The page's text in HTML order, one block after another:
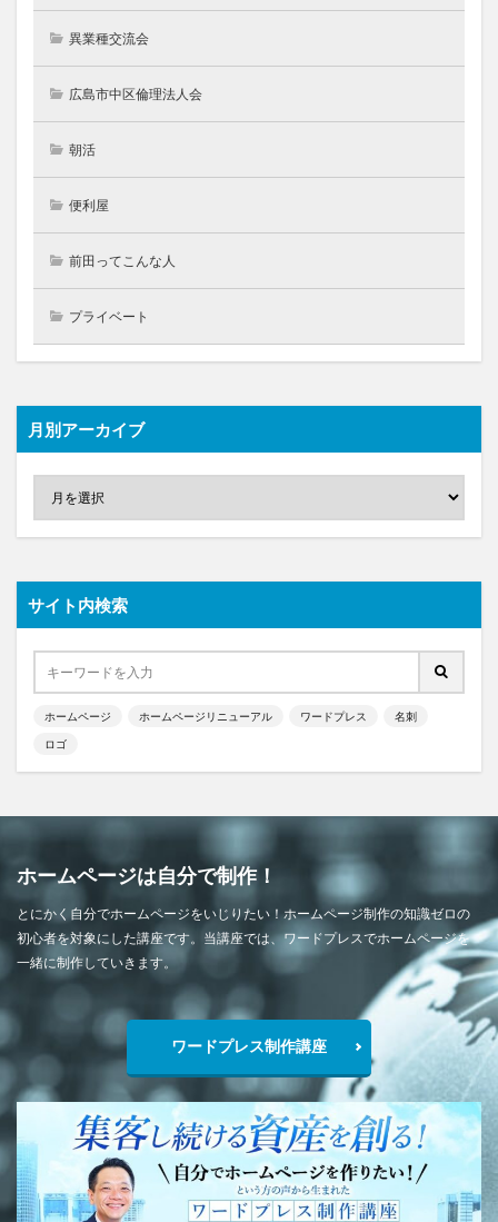
異業種交流会
広島市中区倫理法人会
朝活
便利屋
前田ってこんな人
プライベート
月別アーカイブ
サイト内検索
ホームページ ホームページリニューアル ワードプレス 名刺
ロゴ
ホームページは自分で制作！
とにかく自分でホームページをいじりたい！ホームページ制作の知識ゼロの
初心者を対象にした講座です。当講座では、ワードプレスでホームページを
一緒に制作していきます。
ワードプレス制作講座